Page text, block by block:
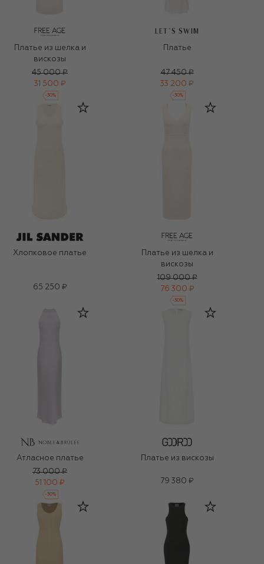
Платье из шелка и
вискозы
45 000 ₽
31 500 ₽
-30%
LET`S SWIM
Платье
47 450 ₽
33 200 ₽
-30%
Хлопковое платье
65 250 ₽
Платье из шелка и
вискозы
109 000 ₽
76 300 ₽
-30%
Атласное платье
73 000 ₽
51 100 ₽
-30%
Платье из вискозы
79 380 ₽